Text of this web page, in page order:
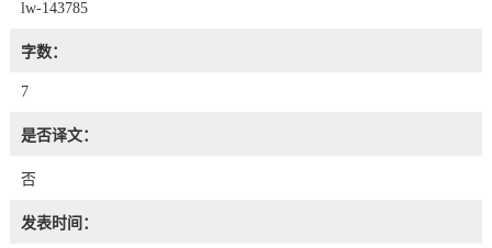
lw-143785
字数：
7
是否译文：
否
发表时间：